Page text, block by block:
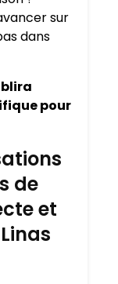
sur
dans
pour
de
et